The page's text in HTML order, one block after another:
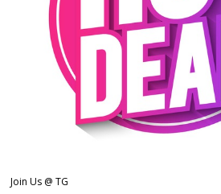
Join Us @ TG